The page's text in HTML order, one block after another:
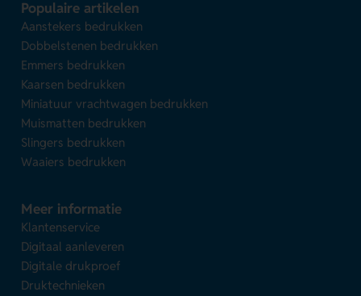
Populaire artikelen
Aanstekers bedrukken
Dobbelstenen bedrukken
Emmers bedrukken
Kaarsen bedrukken
Miniatuur vrachtwagen bedrukken
Muismatten bedrukken
Slingers bedrukken
Waaiers bedrukken
Meer informatie
Klantenservice
Digitaal aanleveren
Digitale drukproef
Druktechnieken